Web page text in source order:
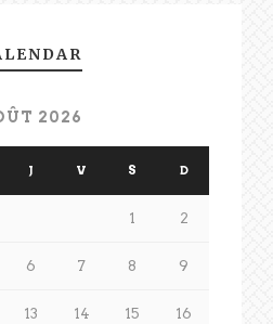
2026
J V S D
1 2
6 7 8 9
13 14 15 16